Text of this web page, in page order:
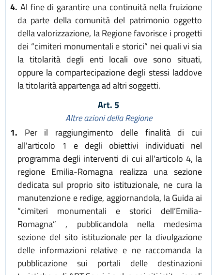
4. Al fine di garantire una continuità nella fruizione
da parte della comunità del patrimonio oggetto
della valorizzazione, la Regione favorisce i progetti
dei “cimiteri monumentali e storici” nei quali vi sia
la titolarità degli enti locali ove sono situati,
oppure la compartecipazione degli stessi laddove
la titolarità appartenga ad altri soggetti.
Art. 5
Altre azioni della Regione
1. Per il raggiungimento delle finalità di cui
all'articolo 1 e degli obiettivi individuati nel
programma degli interventi di cui all'articolo 4, la
regione Emilia-Romagna realizza una sezione
dedicata sul proprio sito istituzionale, ne cura la
manutenzione e redige, aggiornandola, la Guida ai
“cimiteri monumentali e storici dell’Emilia-
Romagna” , pubblicandola nella medesima
sezione del sito istituzionale per la divulgazione
delle informazioni relative e ne raccomanda la
pubblicazione sui portali delle destinazioni